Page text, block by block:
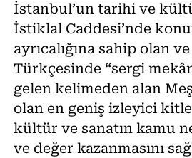
İstanbul’un tarihi ve
İstiklal Caddesi’nde
ayrıcalığına sahip olan ve
Türkçesinde “sergi
gelen kelimeden alan
olan en geniş izleyici
kültür ve sanatın kamu
ve değer kazanmasını